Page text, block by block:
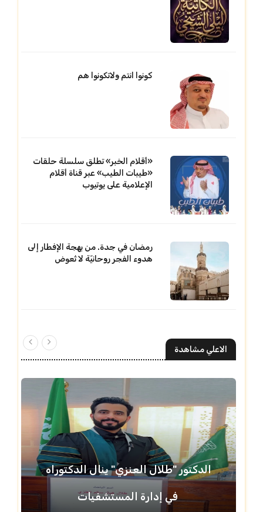
كونوا انتم ولاتكونوا هم
«أقلام الخبر» تطلق سلسلة حلقات
«طيبات الطيب» عبر قناة أقلام
الإعلامية على يوتيوب
رمضان في جدة. من بهجة الإفطار إلى
هدوء الفجر روحانيّة لا تُعوض
الاعلي مشاهدة
الدكتور "طلال العنزي" ينال الدكتوراه
في إدارة المستشفيات